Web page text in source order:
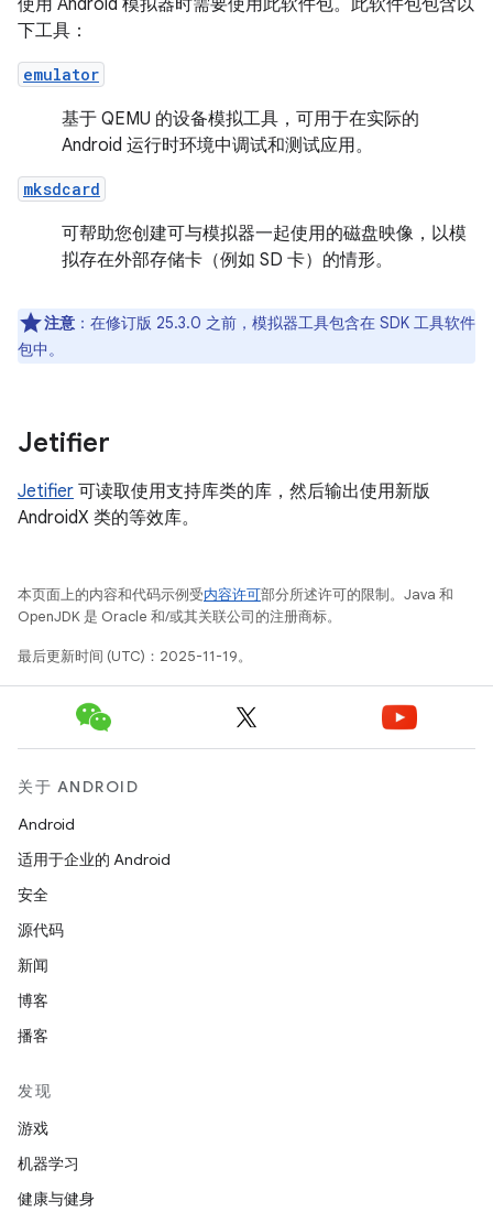
使用 Android 模拟器时需要使用此软件包。此软件包包含以
下工具：
emulator
基于 QEMU 的设备模拟工具，可用于在实际的
Android 运行时环境中调试和测试应用。
mksdcard
可帮助您创建可与模拟器一起使用的磁盘映像，以模
拟存在外部存储卡（例如 SD 卡）的情形。
注意 ：在修订版 25.3.0 之前，模拟器工具包含在 SDK 工具软件
包中。
Jetifier
Jetifier 可读取使用支持库类的库，然后输出使用新版
AndroidX 类的等效库。
本页面上的内容和代码示例受内容许可部分所述许可的限制。Java 和
OpenJDK 是 Oracle 和/或其关联公司的注册商标。
最后更新时间 (UTC)：2025-11-19。
关于 ANDROID
Android
适用于企业的 Android
安全
源代码
新闻
博客
播客
发现
游戏
机器学习
健康与健身